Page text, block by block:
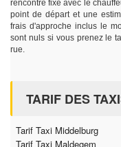
rencontre fixé avec le
point de départ et une
frais d'approche inclus le
sont nuls si vous prenez le
rue.
TARIF DES
Tarif Taxi Middelburg
Tarif Taxi Maldegem